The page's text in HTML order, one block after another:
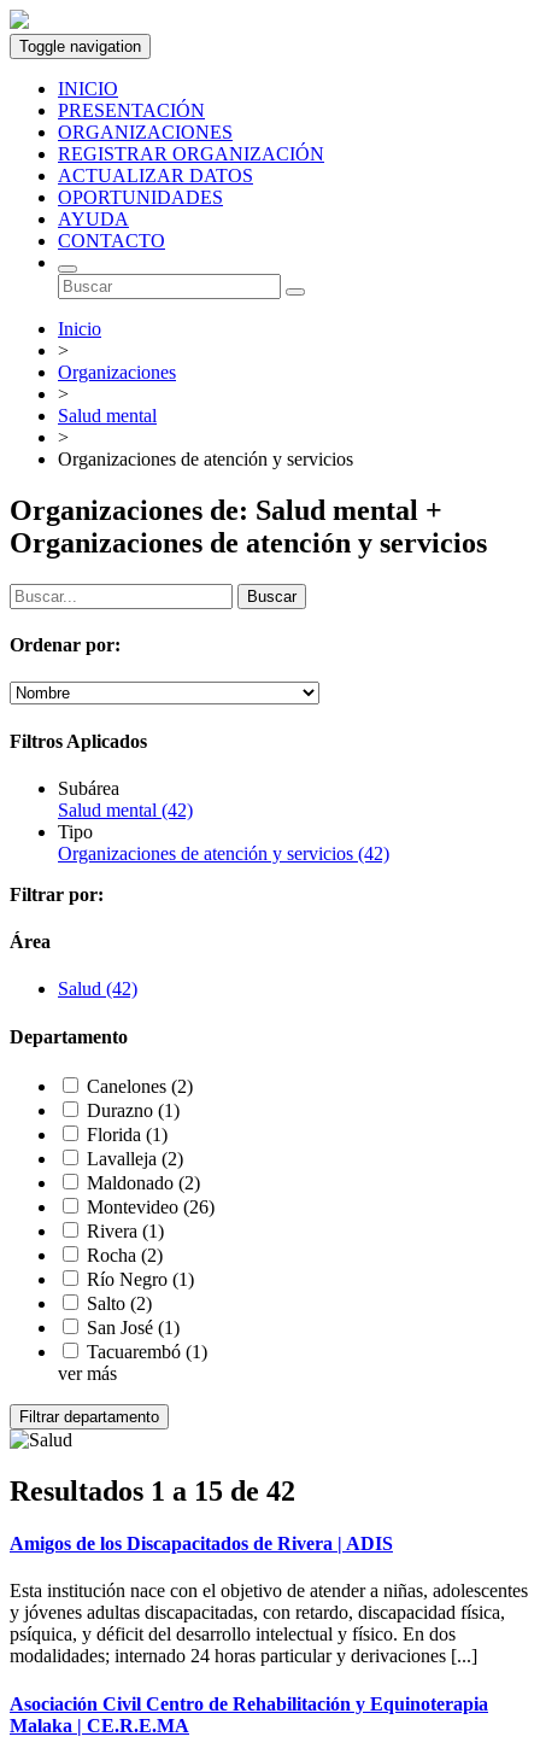
Toggle navigation
INICIO
PRESENTACIÓN
ORGANIZACIONES
REGISTRAR ORGANIZACIÓN
ACTUALIZAR DATOS
OPORTUNIDADES
AYUDA
CONTACTO
Inicio
>
Organizaciones
>
Salud mental
>
Organizaciones de atención y servicios
Organizaciones de: Salud mental +
Organizaciones de atención y servicios
Ordenar por:
Filtros Aplicados
Subárea
Salud mental (42)
Tipo
Organizaciones de atención y servicios (42)
Filtrar por:
Área
Salud (42)
Departamento
Canelones (2)
Durazno (1)
Florida (1)
Lavalleja (2)
Maldonado (2)
Montevideo (26)
Rivera (1)
Rocha (2)
Río Negro (1)
Salto (2)
San José (1)
Tacuarembó (1)
ver más
Resultados 1 a 15 de 42
Amigos de los Discapacitados de Rivera | ADIS
Esta institución nace con el objetivo de atender a niñas, adolescentes
y jóvenes adultas discapacitadas, con retardo, discapacidad física,
psíquica, y déficit del desarrollo intelectual y físico. En dos
modalidades; internado 24 horas particular y derivaciones [...]
Asociación Civil Centro de Rehabilitación y Equinoterapia
Malaka | CE.R.E.MA